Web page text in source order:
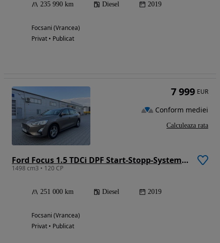
235 990 km Diesel 2019
Focsani (Vrancea)
Privat • Publicat
Ford Focus 1.5 TDCi DPF Start-Stopp-System Business
1498 cm3 • 120 CP
251 000 km Diesel 2019
Focsani (Vrancea)
Privat • Publicat
7 999 EUR
Conform mediei
Calculeaza rata